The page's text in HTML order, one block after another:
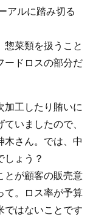
アルに踏み切る
惣菜類を扱うこと
ードロスの部分だ
加工したり賄いに
いましたので、
木さん。では、中
しょう？
とが顧客の販売意
て。ロス率が予算
ではないことです